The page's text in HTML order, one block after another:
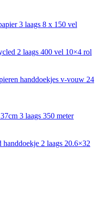
3 laags 8 x 150 vel
2 laags 400 vel 10×4 rol
handdoekjes v-vouw 24
3 laags 350 meter
2 laags 20.6×32